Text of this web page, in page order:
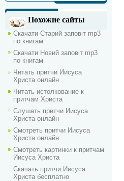
Похожие сайты
Скачати Старий заповіт mp3
по книгам
Скачати Новий заповіт mp3
по книгам
Читать притчи Иисуса
Христа онлайн
Читать истолкование к
притчам Христа
Слушать притчи Иисуса
Христа онлайн
Смотреть притчи Иисуса
Христа онлайн
Смотреть картинки к притчам
Иисуса Христа
Скачать притчи Иисуса
Христа бесплатно